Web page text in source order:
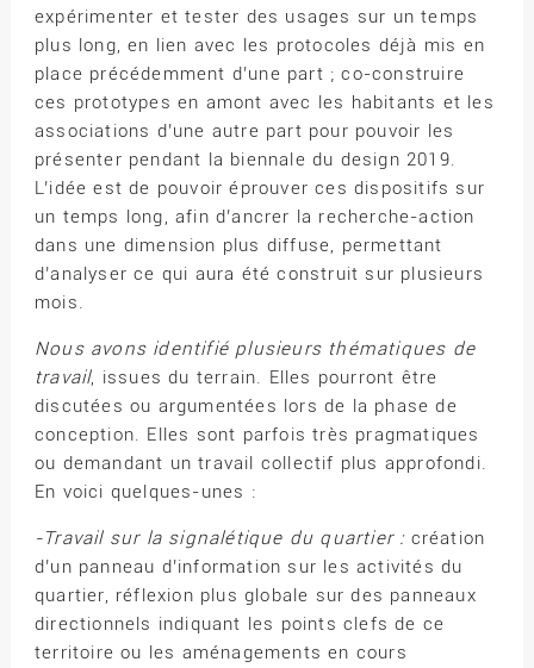
expérimenter et tester des usages sur un temps
plus long, en lien avec les protocoles déjà mis en
place précédemment d’une part ; co-construire
ces prototypes en amont avec les habitants et les
associations d’une autre part pour pouvoir les
présenter pendant la biennale du design 2019.
L’idée est de pouvoir éprouver ces dispositifs sur
un temps long, afin d’ancrer la recherche-action
dans une dimension plus diffuse, permettant
d’analyser ce qui aura été construit sur plusieurs
mois.
Nous avons identifié plusieurs thématiques de
travail, issues du terrain. Elles pourront être
discutées ou argumentées lors de la phase de
conception. Elles sont parfois très pragmatiques
ou demandant un travail collectif plus approfondi.
En voici quelques-unes :
-Travail sur la signalétique du quartier : création
d’un panneau d’information sur les activités du
quartier, réflexion plus globale sur des panneaux
directionnels indiquant les points clefs de ce
territoire ou les aménagements en cours